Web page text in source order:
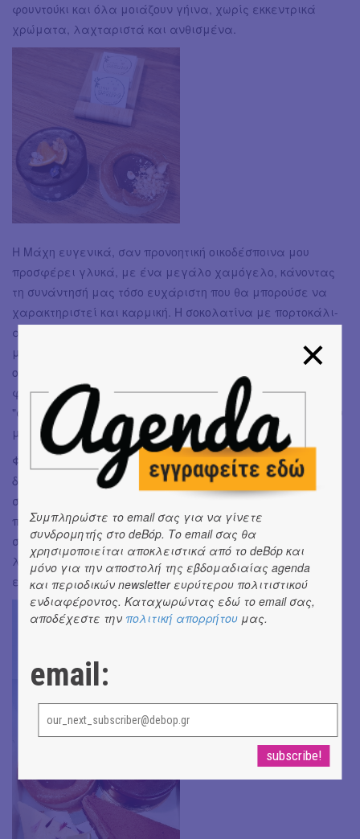
φουντούκι και όλα μοιάζουν γήινα, χωρίς εκκεντρικά
χρώματα, λαχταριστά και ανθισμένα.
Η Μάχη ευγενικά, σαν προνοητική οικοδέσποινα μου
προσφέρει γλυκά, με ένα μεγάλο χαμόγελο, κάνοντας
τη συνάντησή μας τόσο ευχάριστη που θα μπορούσε να
χαρακτηριστεί και καρμική. Η σοκολατίνα με πορτοκάλι-
απίστευτη με μία μπιτερ γεύση αληθινής σοκολάτας, το
μάνγκο lime ξινούτσικο τόσο όσο αναζωογονεί τον
ουρανίσκο ενώ η τάρτα σοκολάτα-
φουντούκι με αποτελειώνει με την παχύρρευστη
"σοκολάδα" που πιστεύω πως θα είναι και το best seller του
μαγαζιού μελλοντικά.
Φεύγοντας κρατώ ένα πακέτο γεμάτο γλυκά για τους
δικούς μου αγαπημένους και χαίρομαι που όλο και πιο
συχνά συναντώ τέτοια ωραία μαγαζιά. Μαγαζιά
που αποδεικνύουν πως η vegan διατροφή δεν σημαίνει
στέρηση γεύσης μα ίσως ακριβώς το αντίθετο -
λαχταριστή γεύση με οφέλη για την υγεία χωρίς
ενεργειακές, θερμιδικές και ηθικές ενοχές.
Συμπληρώστε το email σας για να γίνετε
συνδρομητής στο deBόp. Το email σας θα
χρησιμοποιείται αποκλειστικά από το deBόp και
μόνο για την αποστολή της εβδομαδιαίας agenda
και περιοδικών newsletter ευρύτερου πολιτιστικού
ενδιαφέροντος. Καταχωρώντας εδώ το email σας,
αποδέχεστε την πολιτική απορρήτου μας.
email: